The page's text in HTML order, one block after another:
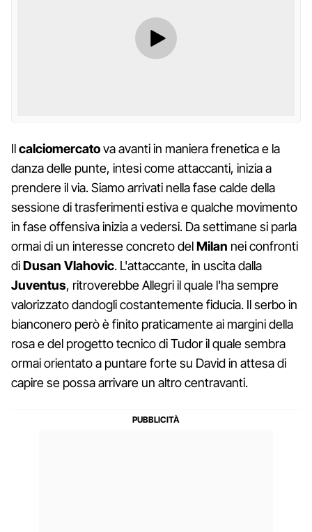
Ilcalciomercatova avanti in maniera frenetica e la
danza delle punte, intesi come attaccanti, inizia a
prendere il via. Siamo arrivati nella fase calde della
sessione di trasferimenti estiva e qualche movimento
in fase offensiva inizia a vedersi. Da settimane si parla
ormai di un interesse concreto delMilan nei confronti
diDusan Vlahovic. L'attaccante, in uscita dalla
Juventus, ritroverebbe Allegri il quale l'ha sempre
valorizzato dandogli costantemente fiducia. Il serbo in
bianconero però è finito praticamente ai margini della
rosa e del progetto tecnico di Tudor il quale sembra
ormai orientato a puntare forte su David in attesa di
capire se possa arrivare un altro centravanti.